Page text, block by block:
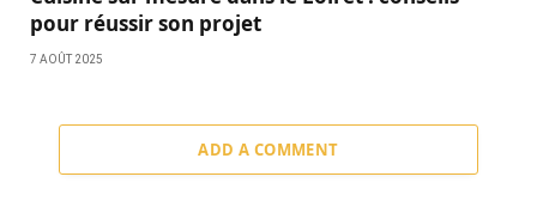
pour réussir son projet
7 AOÛT 2025
ADD A COMMENT